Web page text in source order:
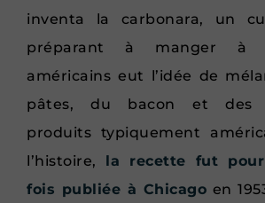
inventa la carbonara, un
préparant à manger à
américains eut l’idée de
pâtes, du bacon et des
produits typiquement
l’histoire, la recette fut
fois publiée à Chicago en